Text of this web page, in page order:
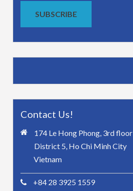
SUBSCRIBE
Contact Us!
174 Le Hong Phong, 3rd floor
District 5, Ho Chi Minh City
Vietnam
+84 28 3925 1559